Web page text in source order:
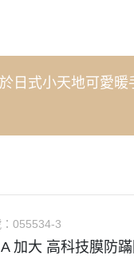
日式小天地可愛暖
055534-3
加大 高科技膜防